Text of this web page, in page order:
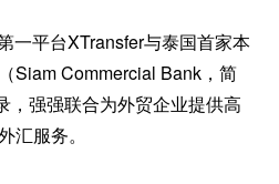
一平台XTransfer与泰国首家本
Siam Commercial Bank，简
，强强联合为外贸企业提供高
汇服务。